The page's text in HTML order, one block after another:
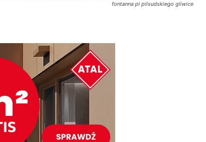
fontanna pl pilsudskiego gliwice